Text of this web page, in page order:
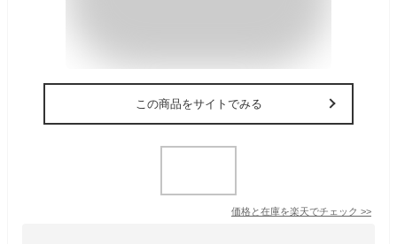
この商品をサイトでみる
価格と在庫を楽天でチェック >>